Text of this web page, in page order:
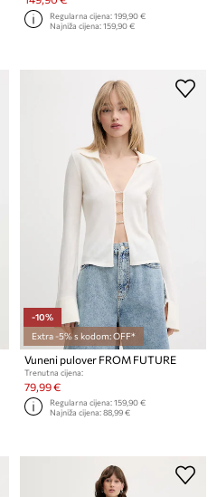
Regularna cijena:199,90 €
Najniža cijena:159,90 €
-10%
Extra -5% s kodom: OFF*
Vuneni pulover FROM FUTURE
Trenutna cijena:
79,99 €
Regularna cijena:159,90 €
Najniža cijena:88,99 €